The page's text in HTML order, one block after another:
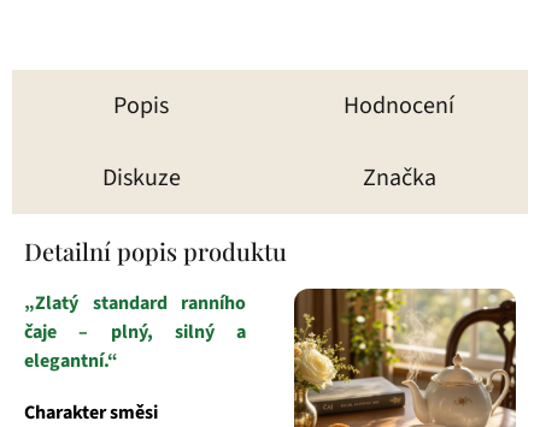
Popis Hodnocení
Diskuze Značka
Detailní popis produktu
„Zlatý standard ranního
čaje – plný, silný a
elegantní.“
Charakter směsi